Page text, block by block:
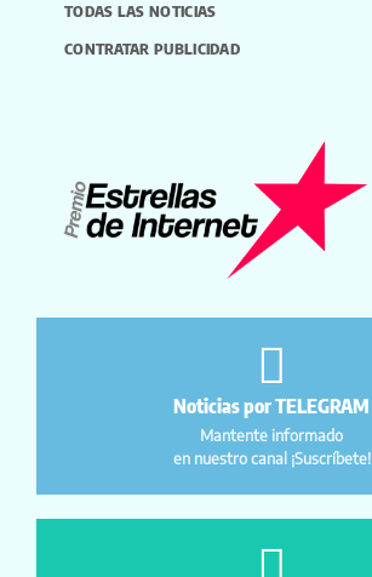
TODAS LAS NOTICIAS
CONTRATAR PUBLICIDAD
Noticias por TELEGRAM
Mantente informado
en nuestro canal ¡Suscríbete!